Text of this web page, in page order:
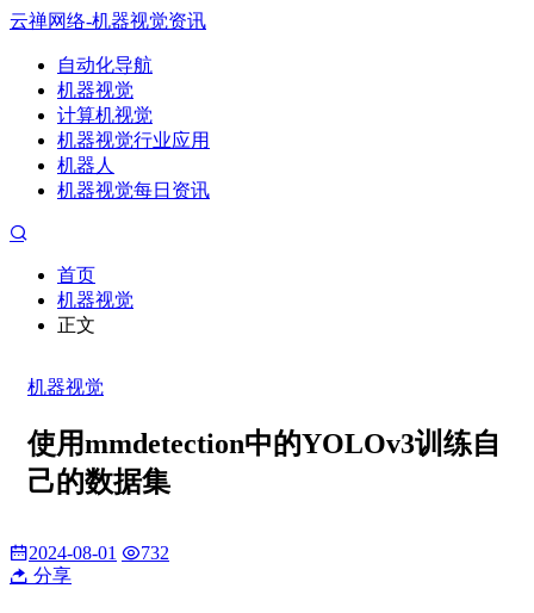
云禅网络-机器视觉资讯
自动化导航
机器视觉
计算机视觉
机器视觉行业应用
机器人
机器视觉每日资讯
首页
机器视觉
正文
机器视觉
使用mmdetection中的YOLOv3训练自
己的数据集
2024-08-01
732
分享